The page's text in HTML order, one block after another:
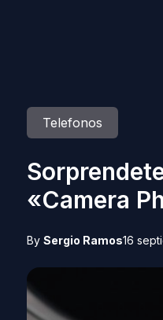
Telefonos
«Camera
By Sergio Ramos16